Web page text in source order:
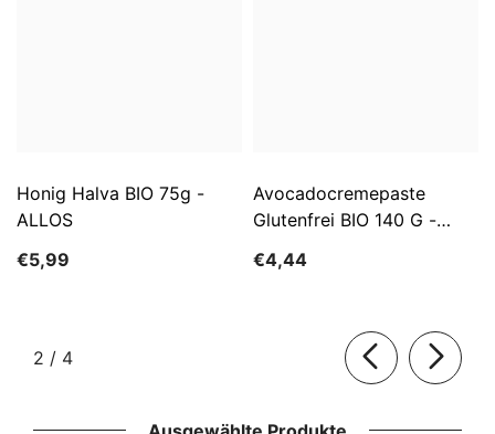
Honig Halva BIO 75g -
ALLOS
€5,99
Avocadocremepaste
Glutenfrei BIO 140 G -
€4,44
2 / von
4